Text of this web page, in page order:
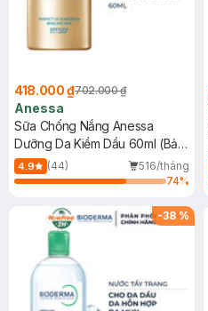
418.000 ₫702.000 ₫
Anessa
Sữa Chống Nắng Anessa
Dưỡng Da Kiềm Dầu 60ml (Bản
Mới)
4.9 (44)
516/tháng
74%
-38 %